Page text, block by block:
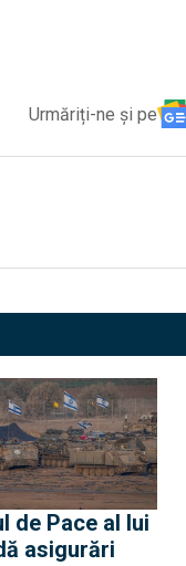
Urmăriți-ne și pe
de Pace al lui
asigurări